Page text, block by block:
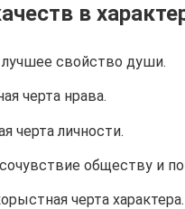
в
свойство души.
черта нрава.
черта личности.
обществу и
черта характера.